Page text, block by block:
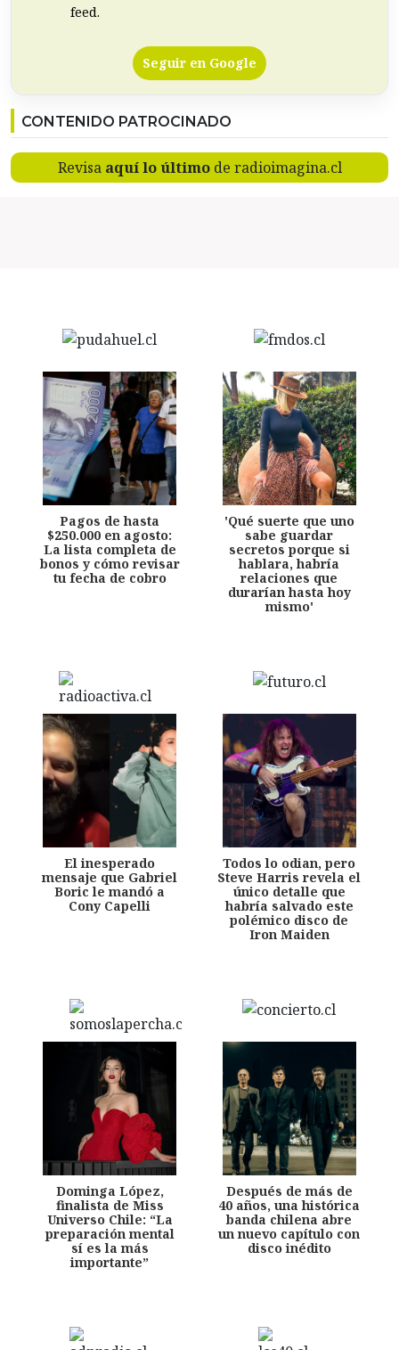
feed.
Seguir en Google
CONTENIDO PATROCINADO
Revisa aquí lo últimode radioimagina.cl
Pagos de hasta
$250.000 en agosto:
La lista completa de
bonos y cómo revisar
tu fecha de cobro
'Qué suerte que uno
sabe guardar
secretos porque si
hablara, habría
relaciones que
durarían hasta hoy
mismo'
El inesperado
mensaje que Gabriel
Boric le mandó a
Cony Capelli
Todos lo odian, pero
Steve Harris revela el
único detalle que
habría salvado este
polémico disco de
Iron Maiden
Dominga López,
finalista de Miss
Universo Chile: “La
preparación mental
sí es la más
importante”
Después de más de
40 años, una histórica
banda chilena abre
un nuevo capítulo con
disco inédito